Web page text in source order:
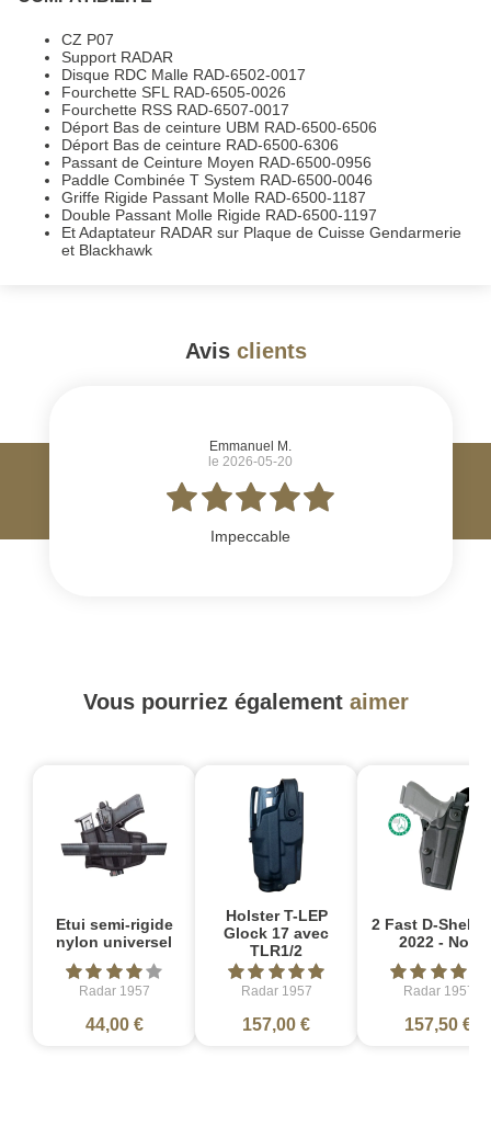
CZ P07
Support RADAR
Disque RDC Malle RAD-6502-0017
Fourchette SFL RAD-6505-0026
Fourchette RSS RAD-6507-0017
Déport Bas de ceinture UBM RAD-6500-6506
Déport Bas de ceinture RAD-6500-6306
Passant de Ceinture Moyen RAD-6500-0956
Paddle Combinée T System RAD-6500-0046
Griffe Rigide Passant Molle RAD-6500-1187
Double Passant Molle Rigide RAD-6500-1197
Et Adaptateur RADAR sur Plaque de Cuisse Gendarmerie
et Blackhawk
Avis clients
Emmanuel M.
le 2026-05-20
Impeccable
Vous pourriez également aimer
Etui semi-rigide
nylon universel
Radar 1957
44,00 €
Holster T-LEP
Glock 17 avec
TLR1/2
Radar 1957
157,00 €
2 Fast D-Shell
2022 - Noir
Radar 1957
157,50 €